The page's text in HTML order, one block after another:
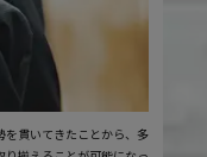
を貫いてきたことから、多